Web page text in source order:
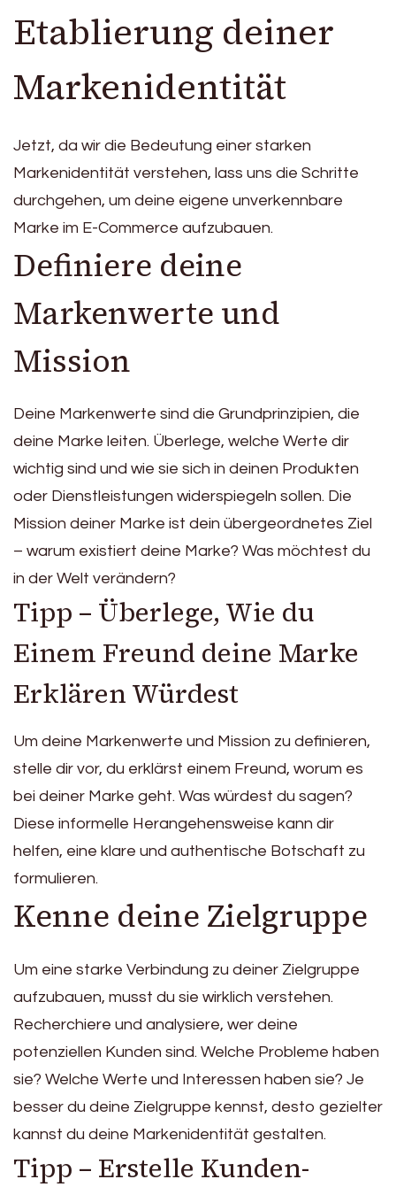
Etablierung deiner
Markenidentität
Jetzt, da wir die Bedeutung einer starken
Markenidentität verstehen, lass uns die Schritte
durchgehen, um deine eigene unverkennbare
Marke im E-Commerce aufzubauen.
Definiere deine
Markenwerte und
Mission
Deine Markenwerte sind die Grundprinzipien, die
deine Marke leiten. Überlege, welche Werte dir
wichtig sind und wie sie sich in deinen Produkten
oder Dienstleistungen widerspiegeln sollen. Die
Mission deiner Marke ist dein übergeordnetes Ziel
– warum existiert deine Marke? Was möchtest du
in der Welt verändern?
Tipp – Überlege, Wie du
Einem Freund deine Marke
Erklären Würdest
Um deine Markenwerte und Mission zu definieren,
stelle dir vor, du erklärst einem Freund, worum es
bei deiner Marke geht. Was würdest du sagen?
Diese informelle Herangehensweise kann dir
helfen, eine klare und authentische Botschaft zu
formulieren.
Kenne deine Zielgruppe
Um eine starke Verbindung zu deiner Zielgruppe
aufzubauen, musst du sie wirklich verstehen.
Recherchiere und analysiere, wer deine
potenziellen Kunden sind. Welche Probleme haben
sie? Welche Werte und Interessen haben sie? Je
besser du deine Zielgruppe kennst, desto gezielter
kannst du deine Markenidentität gestalten.
Tipp – Erstelle Kunden-